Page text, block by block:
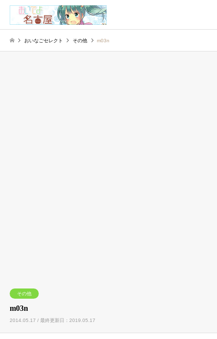
おいなごセレクト その他 m03n
その他
m03n
2014.05.17 / 最終更新日：2019.05.17